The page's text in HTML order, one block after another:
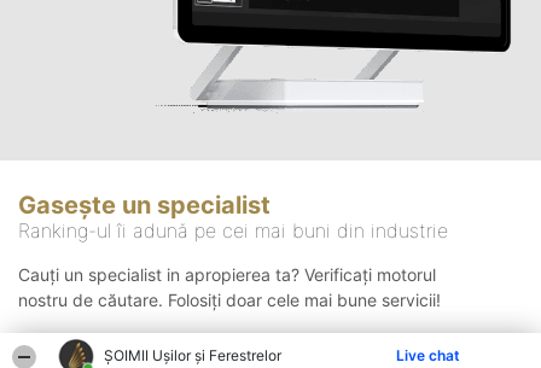
ȘOIMII Ușilor și Ferestrelor Live chat
Gasește un specialist
Ranking-ul îi adună pe cei mai buni din industrie
Cauți un specialist in apropierea ta? Verificați motorul
nostru de căutare. Folosiți doar cele mai bune servicii!